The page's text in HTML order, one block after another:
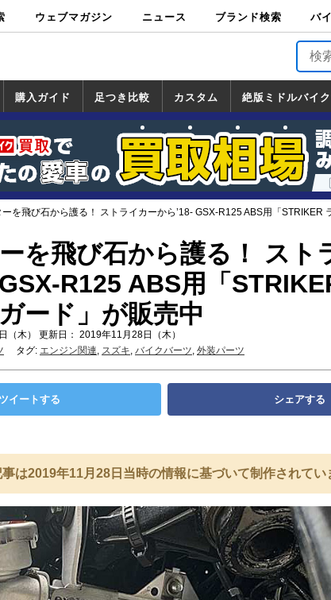
ウェブマガジン ニュース ブランド検索 バ
バ
購入ガイド
一覧
足つき比較 カスタム
カスタム
一覧
ホンダ
ヤマハ
スズキ
カワサキ
絶版ミドルバイク
絶版ミドルバイク
一覧
ホンダ
ヤマハ
スズキ
カワサキ
道の駅調査隊
ツーリング情報局
日本の道50選
国道めぐり
林道ツーリング
ーを飛び石から護る！ ストライカーから’18- GSX-R125 ABS用「STRIKER
を飛び石から護る！ スト
R125 ABS用「
ード」が販売中
（木） 更新日： 2019年11月28日（木）
タグ: エンジン関連, スズキ, バイクバーツ, 外装パーツ
ツイートする シェアする
事は2019年11月28日当時の情報に基づいて制作されてい